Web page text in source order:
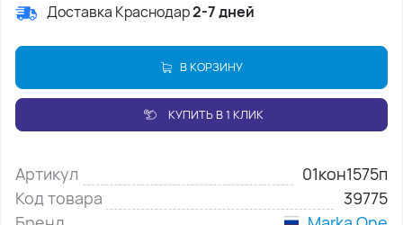
Доставка Краснодар2-7 дней
В КОРЗИНУ
КУПИТЬ В 1 КЛИК
Артикул
01кон1575п
Код товара
39775